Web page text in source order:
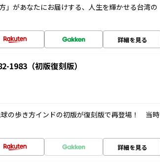
」があなたにお届けする、人生を輝かせる台湾の
詳細を見る
1983（初版復刻版）
の歩き方インドの初版が復刻版で再登場！ 当時
詳細を見る